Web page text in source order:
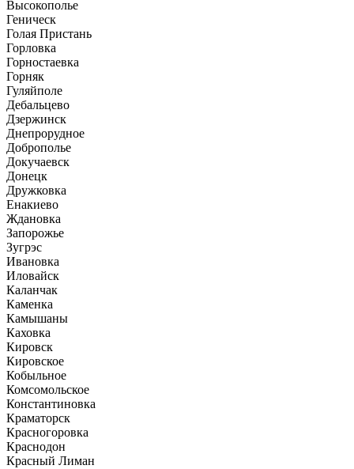
Высокополье
Геническ
Голая Пристань
Горловка
Горностаевка
Горняк
Гуляйполе
Дебальцево
Дзержинск
Днепрорудное
Доброполье
Докучаевск
Донецк
Дружковка
Енакиево
Ждановка
Запорожье
Зугрэс
Ивановка
Иловайск
Каланчак
Каменка
Камышаны
Каховка
Кировск
Кировское
Кобыльное
Комсомольское
Константиновка
Краматорск
Красногоровка
Краснодон
Красный Лиман